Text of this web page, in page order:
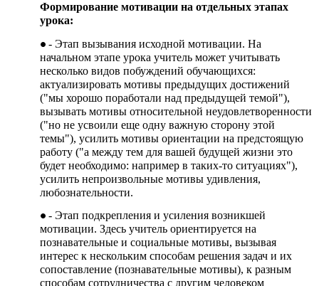
Формирование мотивации на отдельных этапах
урока:
- Этап вызывания исходной мотивации. На
начальном этапе урока учитель может учитывать
несколько видов побуждений обучающихся:
актуализировать мотивы предыдущих достижений
("мы хорошо поработали над предыдущей темой"),
вызывать мотивы относительной неудовлетворенности
("но не усвоили еще одну важную сторону этой
темы"), усилить мотивы ориентации на предстоящую
работу ("а между тем для вашей будущей жизни это
будет необходимо: например в таких-то ситуациях"),
усилить непроизвольные мотивы удивления,
любознательности.
- Этап подкрепления и усиления возникшей
мотивации. Здесь учитель ориентируется на
познавательные и социальные мотивы, вызывая
интерес к нескольким способам решения задач и их
сопоставление (познавательные мотивы), к разным
способам сотрудничества с другим человеком